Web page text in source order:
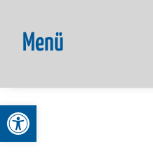
Werkzeugleiste öffnen
Menü